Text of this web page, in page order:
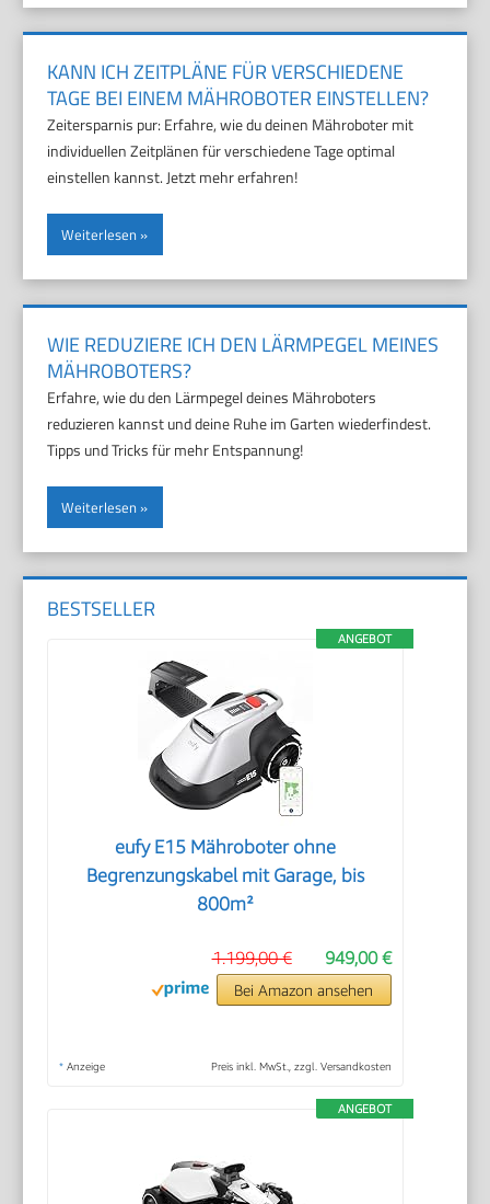
KANN ICH ZEITPLÄNE FÜR VERSCHIEDENE
TAGE BEI EINEM MÄHROBOTER EINSTELLEN?
Zeitersparnis pur: Erfahre, wie du deinen Mähroboter mit
individuellen Zeitplänen für verschiedene Tage optimal
einstellen kannst. Jetzt mehr erfahren!
Weiterlesen
WIE REDUZIERE ICH DEN LÄRMPEGEL MEINES
MÄHROBOTERS?
Erfahre, wie du den Lärmpegel deines Mähroboters
reduzieren kannst und deine Ruhe im Garten wiederfindest.
Tipps und Tricks für mehr Entspannung!
Weiterlesen
BESTSELLER
ANGEBOT
eufy E15 Mähroboter ohne
Begrenzungskabel mit Garage, bis
800m²
949,00 €
1.199,00 €
Bei Amazon ansehen
* Anzeige Preis inkl. MwSt., zzgl. Versandkosten
ANGEBOT